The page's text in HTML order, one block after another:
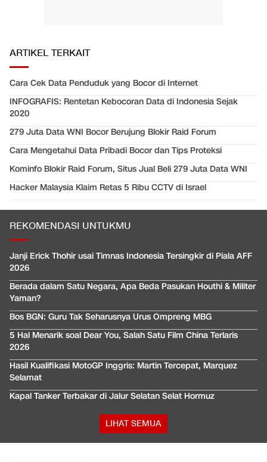
ARTIKEL TERKAIT
Cara Cek Data Penduduk yang Bocor di Internet
INFOGRAFIS: Rentetan Kebocoran Data di Indonesia Sejak
2020
279 Juta Data WNI Bocor Berujung Blokir Raid Forum
Cara Mengetahui Data Pribadi Bocor dan Tips Proteksi
Kominfo Blokir Raid Forum, Situs Jual Beli 279 Juta Data WNI
Hacker Malaysia Klaim Retas 5 Ribu CCTV di Israel
REKOMENDASI UNTUKMU
Janji Erick Thohir usai Timnas Indonesia Tersingkir di Piala AFF
2026
Berada dalam Satu Negara, Apa Beda Pasukan Houthi & Militer
Yaman?
Bos BGN: Guru Tak Seharusnya Urus Ompreng MBG
5 Hal Menarik soal Dear You, Salah Satu Film China Terlaris
2026
Hasil Kualifikasi MotoGP Inggris: Martin Tercepat, Marquez
Selamat
Kapal Tanker Terbakar di Jalur Selatan Selat Hormuz
LIHAT SEMUA